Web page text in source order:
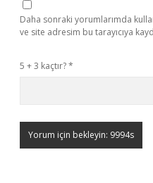
Daha sonraki yorumlarımda
ve site adresim bu tarayıcıya
5 + 3 kaçtır?*